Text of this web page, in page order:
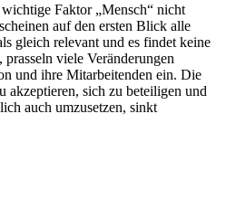
Faktor „Mensch“ nicht
auf den ersten Blick alle
gleich relevant und es findet keine
viele Veränderungen
und ihre Mitarbeitenden ein. Die
akzeptieren, sich zu beteiligen und
auch umzusetzen, sinkt